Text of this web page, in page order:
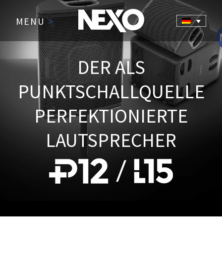
MENU>
DER ALS
PUNKTSCHALLQUELLE
PERFEKTIONIERTE
LAUTSPRECHER